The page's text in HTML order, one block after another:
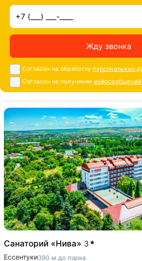
Жду звонка
Согласен на обработку персональных
Согласен на получение инфосообщений
Санаторий «Нива» 3
Ессентуки390 м до парка